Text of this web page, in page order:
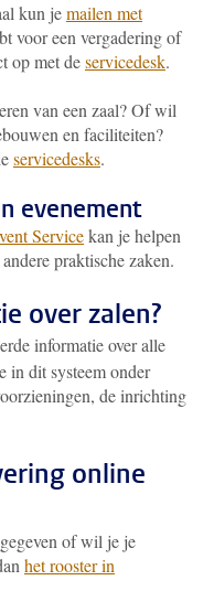
kun jemailen met
voor een vergadering of
op met deservicedesk.
van een zaal? Of wil
en faciliteiten?
servicedesks.
evenement
Servicekan je helpen
praktische zaken.
over zalen?
informatie over alle
in dit systeem onder
de inrichting
online
of wil je je
het rooster in